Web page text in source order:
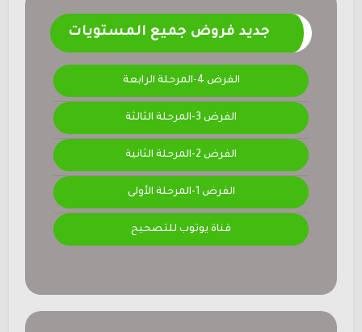
جديد فروض جميع المستويات
الفرض 4-المرحلة الرابعة
الفرض 3-المرحلة الثالثة
الفرض 2-المرحلة الثانية
الفرض 1-المرحلة الأولى
قناة يوتوب للتصحيح